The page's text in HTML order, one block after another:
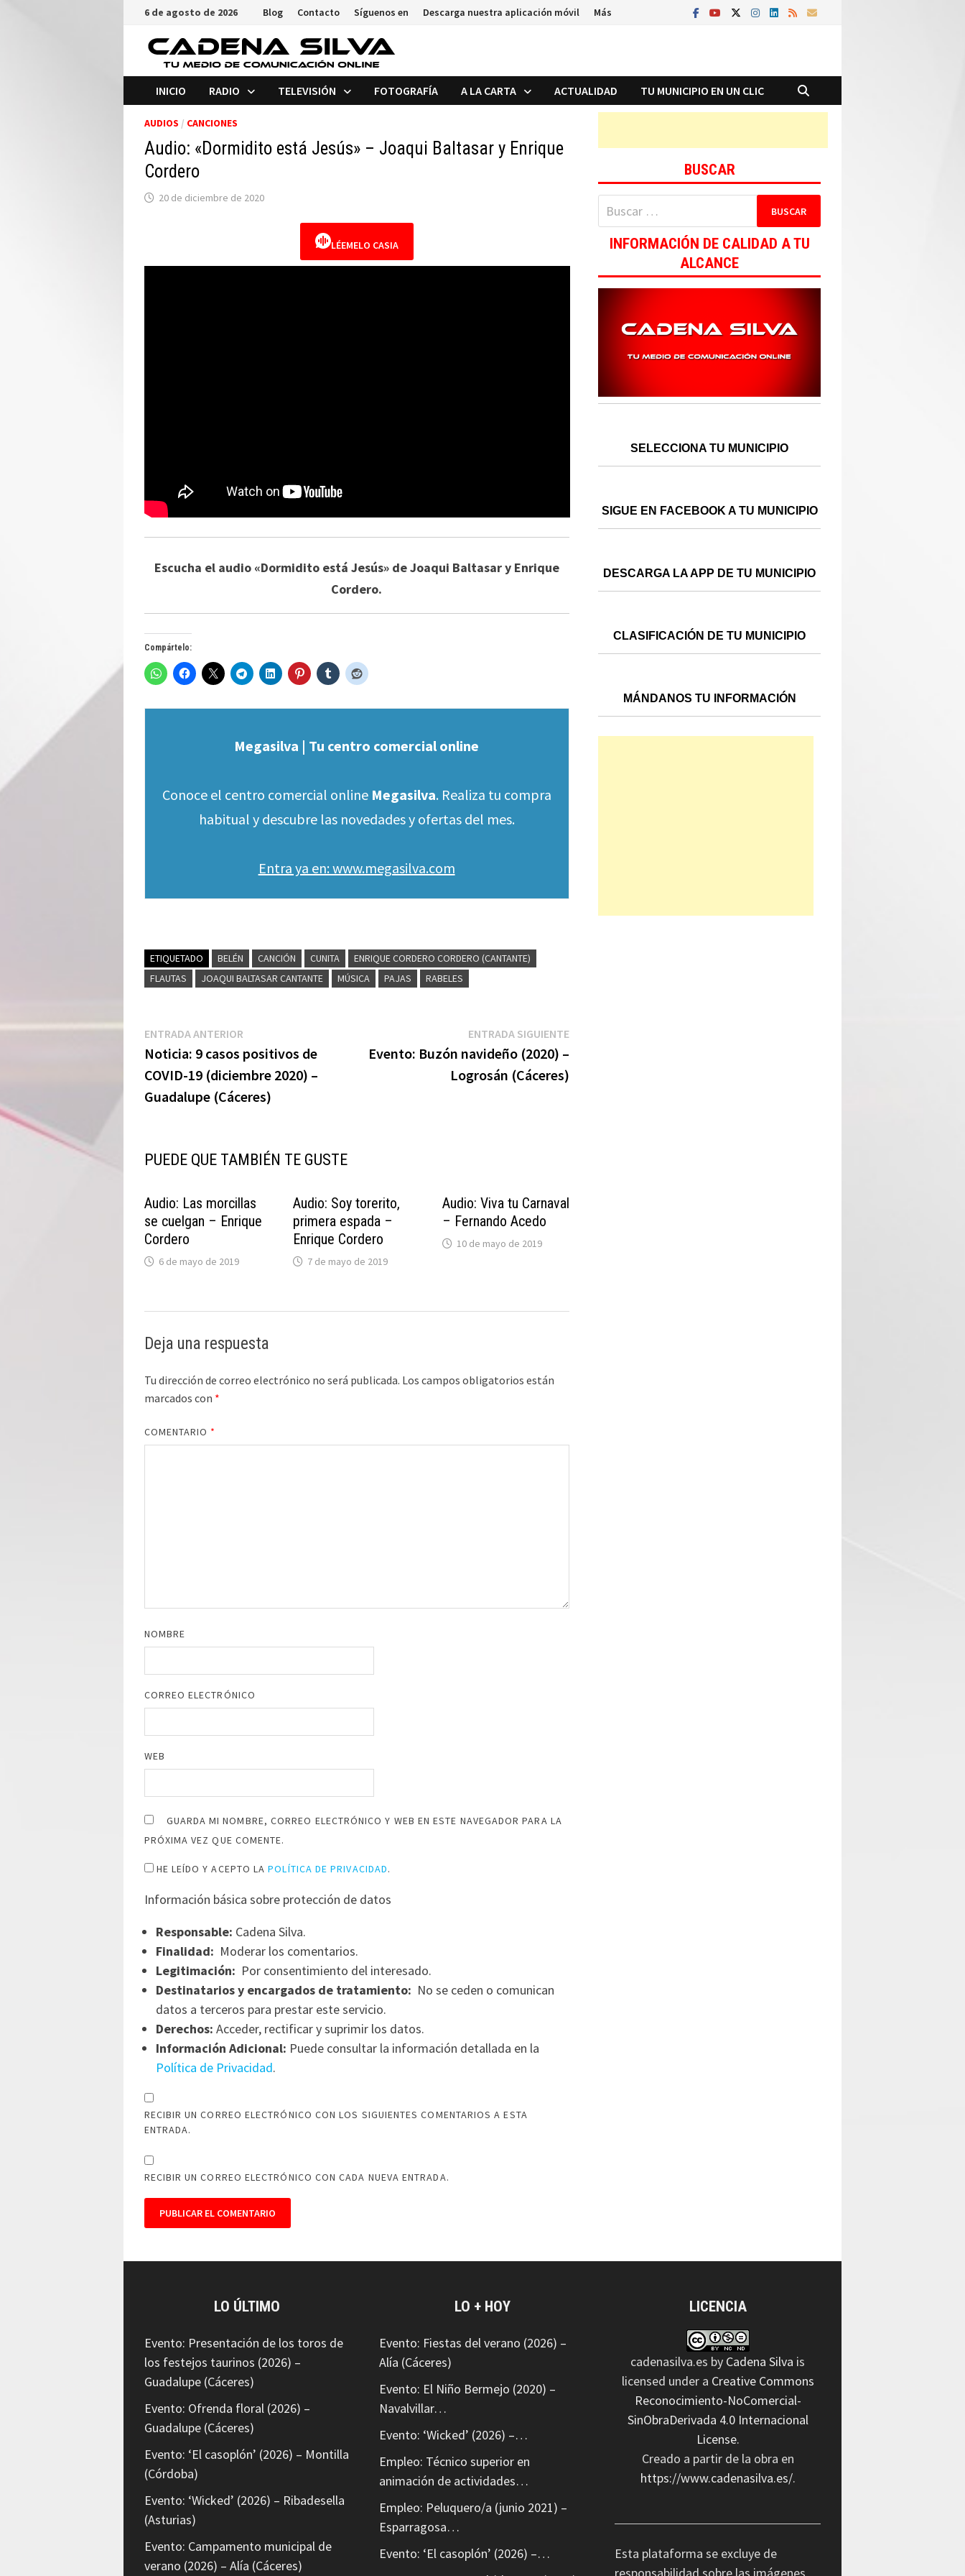
Saltar
contenido
6 de agosto de 2026 Blog Contacto Síguenos en Descarga nuestra aplicación móvil Más
INICIO RADIO TELEVISIÓN FOTOGRAFÍA A LA CARTA ACTUALIDAD TU MUNICIPIO EN UN CLIC
AUDIOS / CANCIONES
Audio: «Dormidito está Jesús» – Joaqui Baltasar y Enrique
Cordero
20 de diciembre de 2020
LÉEMELO CASIA
Escucha el audio «Dormidito está Jesús» de Joaqui Baltasar y Enrique
Cordero.
Compártelo:
Megasilva | Tu centro comercial online
Conoce el centro comercial online Megasilva. Realiza tu compra
habitual y descubre las novedades y ofertas del mes.
Entra ya en: www.megasilva.com
ETIQUETADO BELÉN CANCIÓN CUNITA
ENRIQUE CORDERO CORDERO (CANTANTE)
FLAUTAS
JOAQUI BALTASAR CANTANTE MÚSICA PAJAS RABELES
Navegación
de
entradas
ENTRADA ANTERIOREntrada
anterior:
Noticia: 9 casos positivos de
COVID-19 (diciembre 2020) –
Guadalupe (Cáceres)
ENTRADA SIGUIENTEEntrada
Evento: Buzón navideño (2020) –
Logrosán (Cáceres)
PUEDE QUE TAMBIÉN TE GUSTE
Audio: Las morcillas
se cuelgan – Enrique
Cordero
6 de mayo de 2019
Audio: Soy torerito,
primera espada –
Enrique Cordero
7 de mayo de 2019
Audio: Viva tu Carnaval
– Fernando Acedo
10 de mayo de 2019
Deja una respuesta
Tu dirección de correo electrónico no será publicada. Los campos obligatorios están
marcados con *
COMENTARIO *
NOMBRE
CORREO ELECTRÓNICO
WEB
GUARDA MI NOMBRE, CORREO ELECTRÓNICO Y WEB EN ESTE NAVEGADOR PARA LA
PRÓXIMA VEZ QUE COMENTE.
HE LEÍDO Y ACEPTO LAPOLÍTICA DE PRIVACIDAD.
Información básica sobre protección de datos
Responsable: Cadena Silva.
Finalidad: Moderar los comentarios.
Legitimación: Por consentimiento del interesado.
Destinatarios y encargados de tratamiento: No se ceden o comunican
datos a terceros para prestar este servicio.
Derechos: Acceder, rectificar y suprimir los datos.
Información Adicional: Puede consultar la información detallada en la
Política de Privacidad.
RECIBIR UN CORREO ELECTRÓNICO CON LOS SIGUIENTES COMENTARIOS A ESTA
ENTRADA.
RECIBIR UN CORREO ELECTRÓNICO CON CADA NUEVA ENTRADA.
BUSCAR
Buscar:
INFORMACIÓN DE CALIDAD A TU
ALCANCE
SELECCIONA TU MUNICIPIO
SIGUE EN FACEBOOK A TU MUNICIPIO
DESCARGA LA APP DE TU MUNICIPIO
CLASIFICACIÓN DE TU MUNICIPIO
MÁNDANOS TU INFORMACIÓN
LO ÚLTIMO
Evento: Presentación de los toros de
los festejos taurinos (2026) –
Guadalupe (Cáceres)
Evento: Ofrenda floral (2026) –
Guadalupe (Cáceres)
Evento: ‘El casoplón’ (2026) – Montilla
(Córdoba)
Evento: ‘Wicked’ (2026) – Ribadesella
(Asturias)
Evento: Campamento municipal de
verano (2026) – Alía (Cáceres)
LO + HOY
Evento: Fiestas del verano (2026) –
Alía (Cáceres)
Evento: El Niño Bermejo (2020) –
Navalvillar…
Evento: ‘Wicked’ (2026) –…
Empleo: Técnico superior en
animación de actividades…
Empleo: Peluquero/a (junio 2021) –
Esparragosa…
Evento: ‘El casoplón’ (2026) –…
LICENCIA
cadenasilva.es by Cadena Silva is
licensed under a Creative Commons
Reconocimiento-NoComercial-
SinObraDerivada 4.0 Internacional
License.
Creado a partir de la obra en
https://www.cadenasilva.es/.
Esta plataforma se excluye de